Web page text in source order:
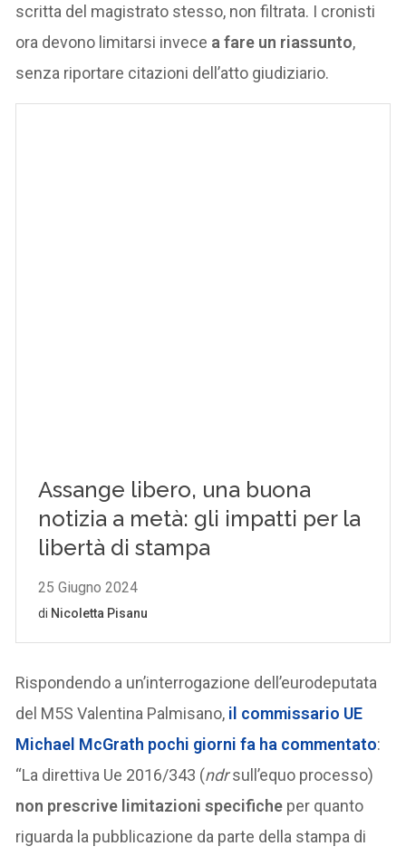
scritta del magistrato stesso, non filtrata. I cronisti
ora devono limitarsi invece a fare un riassunto,
senza riportare citazioni dell’atto giudiziario.
Rispondendo a un’interrogazione dell’eurodeputata
del M5S Valentina Palmisano, il commissario UE
Michael McGrath pochi giorni fa ha commentato:
“La direttiva Ue 2016/343 (ndrsull’equo processo)
non prescrive limitazioni specifiche per quanto
riguarda la pubblicazione da parte della stampa di